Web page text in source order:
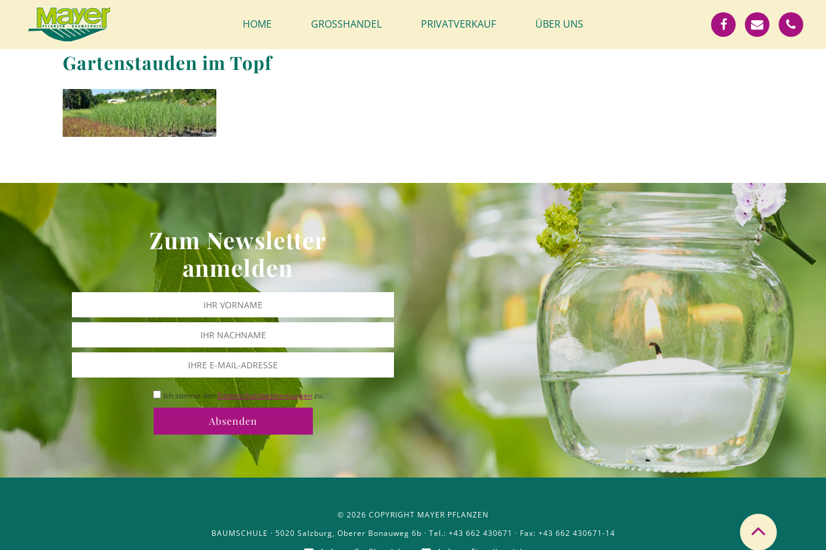
HOME GROSSHANDEL PRIVATVERKAUF ÜBER UNS
Gartenstauden im Topf
Zum Newsletter
anmelden
Ich stimme den Datenschutzbestimmungenzu.
© 2026 COPYRIGHT MAYER PFLANZEN
BAUMSCHULE · 5020 Salzburg, Oberer Bonauweg 6b · Tel.: +43 662 430671 · Fax: +43 662 430671-14